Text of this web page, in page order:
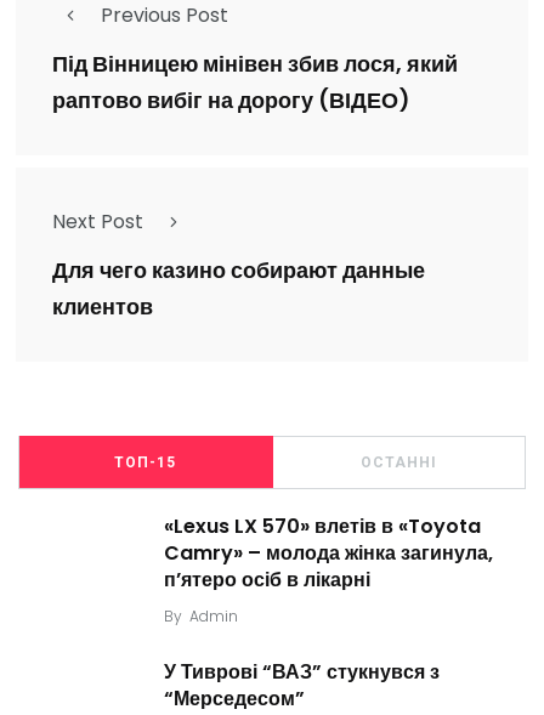
Previous Post
Під Вінницею мінівен збив лося, який
раптово вибіг на дорогу (ВІДЕО)
Next Post
Для чего казино собирают данные
клиентов
ТОП-15 ОСТАННІ
«Lexus LX 570» влетів в «Toyota
Camry» – молода жінка загинула,
п’ятеро осіб в лікарні
By Admin
У Тиврові “ВАЗ” стукнувся з
“Мерседесом”